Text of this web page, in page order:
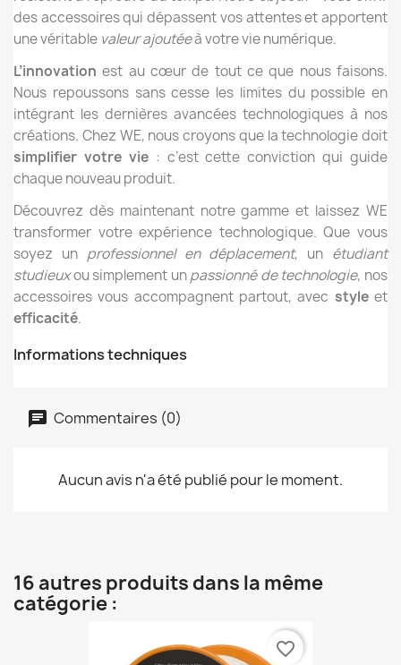
des accessoires qui dépassent vos attentes et apportent
une véritable valeur ajoutéeà votre vie numérique.
L’innovation est au cœur de tout ce que nous faisons.
Nous repoussons sans cesse les limites du possible en
intégrant les dernières avancées technologiques à nos
créations. Chez WE, nous croyons que la technologie doit
simplifier votre vie: c’est cette conviction qui guide
chaque nouveau produit.
Découvrez dès maintenant notre gamme et laissez WE
transformer votre expérience technologique. Que vous
soyez un professionnel en déplacement, un étudiant
studieuxou simplement unpassionné de technologie, nos
accessoires vous accompagnent partout, avec styleet
efficacité.
Informations techniques
Commentaires (0)
Aucun avis n'a été publié pour le moment.
16 autres produits dans la même
catégorie :
favorite_border